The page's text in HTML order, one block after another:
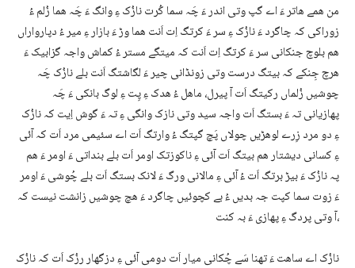
من ھمے ھاتر ءَ اے گپ وتی اندر ءَ چَہ سما کُرت نازُک ءِ وانگ ءَ چَہ ھما زُلم ءُ
زوراکی کہ چاگرد ءَ نازُک ءِ سر ءَ کرتگ اِت اَنت ھما وڑ ءَ بازار ءِ میر ءُ دپارواراں
ھم بلوچ جنکانی سر ءَ کرتگ اِت اَنت کہ میتگے مستر ءُ کماش واجہ گزابیک ءَ
ھرچ جِنکے کہ بیتگ درست وتی زونڈانی چیر ءَ لگاشتگ اَنت بلے نازُک چَہ
چوشیں زُلماں رکیتگ اَت آ پیرل، ماھل ءُ ھدک ءِ پِت ءِ لوگ بانکی ءَ چَہ
پھازیانی تہ ءَ بستگ اَت واجہ سید وتی نازک وانگی ءِ تہ ءَ گوش اِیت کہ نازُک
ءِ دو مرد زِرے لوھڑیں چولاں پَچ گپتگ ءُ وارتگ اَت اے سئیمی مرد اَت کہ آئی
ءِ کسانی دیشتار ھم بیتگ اَت آئی ءِ ناکوزتک اومر اَت بلے بنداتی ءَ اومر ءَ ھم
پہ نازُک ءَ بیڑ برتگ اَت ءُ آئی ءِ مالانی ورگ ءَ لانک بستگ اَت بلے چُوشی ءَ اومر
ءَ زوت سما کپت جہ بدیں ءُ بے کچوئیں چاگرد ءَ ھچ چوشیں زانشت نیست کہ
آ وتی پردگ ءِ پھازی ءَ بہ کنت،
نازُک اے ساھت ءَ تھنا سَے چُکانی میار اَت دومی آئی ءِ دزگھار رزُک اَت کہ نازُک